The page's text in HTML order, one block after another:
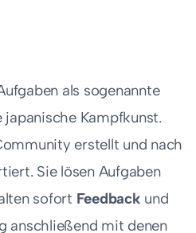
als sogenannte
japanische Kampfkunst.
erstellt und nach
Sie lösen Aufgaben
sofort Feedback und
anschließend mit denen